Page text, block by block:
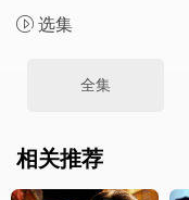
选集
全集
相关推荐